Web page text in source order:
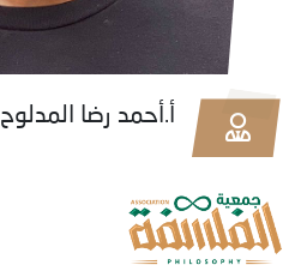
أ.أحمد رضا المدلوح